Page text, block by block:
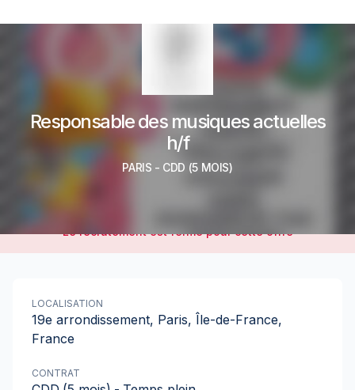
Responsable des musiques actuelles
h/f
PARIS - CDD (5 MOIS)
Le recrutement est fermé pour cette offre
LOCALISATION
19e arrondissement, Paris, Île-de-France,
France
CONTRAT